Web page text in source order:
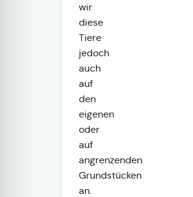
wir
diese
Tiere
jedoch
auch
auf
den
eigenen
oder
auf
angrenzenden
Grundstücken
an.